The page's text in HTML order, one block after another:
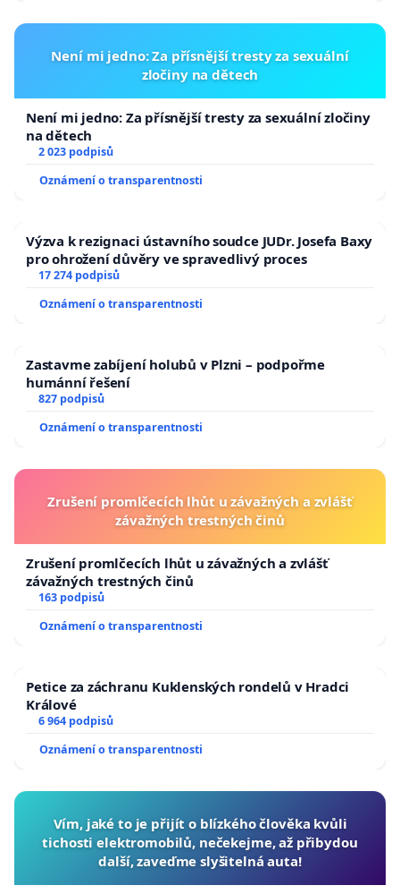
Není mi jedno: Za přísnější tresty za sexuální
zločiny na dětech
Není mi jedno: Za přísnější tresty za sexuální zločiny
na dětech
2 023 podpisů
Oznámení o transparentnosti
Výzva k rezignaci ústavního soudce JUDr. Josefa Baxy
pro ohrožení důvěry ve spravedlivý proces
17 274 podpisů
Oznámení o transparentnosti
Zastavme zabíjení holubů v Plzni – podpořme
humánní řešení
827 podpisů
Oznámení o transparentnosti
Zrušení promlčecích lhůt u závažných a zvlášť
závažných trestných činů
Zrušení promlčecích lhůt u závažných a zvlášť
závažných trestných činů
163 podpisů
Oznámení o transparentnosti
Petice za záchranu Kuklenských rondelů v Hradci
Králové
6 964 podpisů
Oznámení o transparentnosti
Vím, jaké to je přijít o blízkého člověka kvůli
tichosti elektromobilů, nečekejme, až přibydou
další, zaveďme slyšitelná auta!